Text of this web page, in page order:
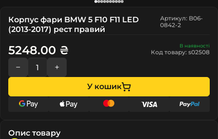
Корпус фари BMW 5 F10 F11 LED
(2013-2017) рест правий
Артикул: B06-
0842-2
В наявності
Код товару: s02508
5248.00 ₴
− +
У кошик
Опис товару